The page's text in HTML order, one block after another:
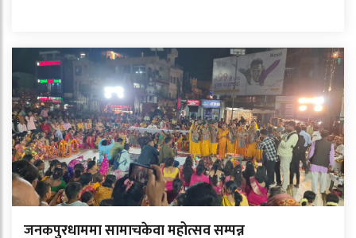
जनकपुरधाममा सामाचकेवा महोत्सव सम्पन्न